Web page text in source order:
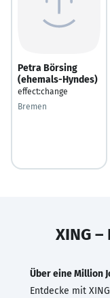
Petra Börsing
(ehemals-Hyndes)
effect:change
Bremen
XING
Über eine Million
Entdecke mit